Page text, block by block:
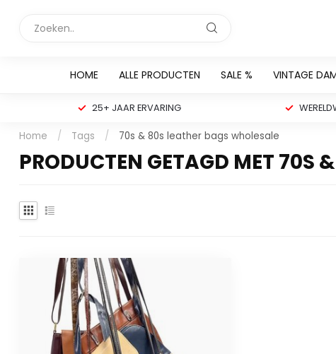
HOME ALLE PRODUCTEN SALE % VINTAGE
25+ JAAR ERVARING
Home / Tags / 70s & 80s leather bags wholesale
PRODUCTEN GETAGD MET 70S